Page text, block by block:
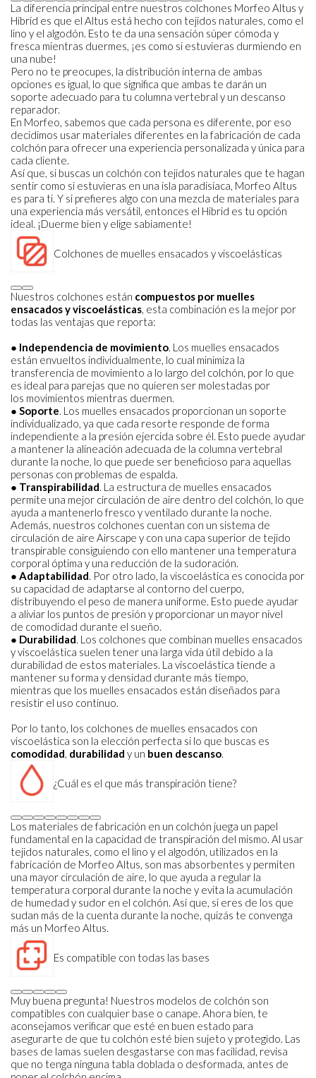
La diferencia principal entre nuestros colchones Morfeo Altus y
Hibrid es que el Altus está hecho con tejidos naturales, como el
lino y el algodón. Esto te da una sensación súper cómoda y
fresca mientras duermes, ¡es como si estuvieras durmiendo en
una nube!
Pero no te preocupes, la distribución interna de ambas
opciones es igual, lo que significa que ambas te darán un
soporte adecuado para tu columna vertebral y un descanso
reparador.
En Morfeo, sabemos que cada persona es diferente, por eso
decidimos usar materiales diferentes en la fabricación de cada
colchón para ofrecer una experiencia personalizada y única para
cada cliente.
Así que, si buscas un colchón con tejidos naturales que te hagan
sentir como si estuvieras en una isla paradisíaca, Morfeo Altus
es para ti. Y si prefieres algo con una mezcla de materiales para
una experiencia más versátil, entonces el Hibrid es tu opción
ideal. ¡Duerme bien y elige sabiamente!
Colchones de muelles ensacados y viscoelásticas
Nuestros colchones están compuestos por muelles
ensacados y viscoelásticas, esta combinación es la mejor por
todas las ventajas que reporta:
● Independencia de movimiento. Los muelles ensacados
están envueltos individualmente, lo cual minimiza la
transferencia de movimiento a lo largo del colchón, por lo que
es ideal para parejas que no quieren ser molestadas por
los movimientos mientras duermen.
● Soporte. Los muelles ensacados proporcionan un soporte
individualizado, ya que cada resorte responde de forma
independiente a la presión ejercida sobre él. Esto puede ayudar
a mantener la alineación adecuada de la columna vertebral
durante la noche, lo que puede ser beneficioso para aquellas
personas con problemas de espalda.
● Transpirabilidad. La estructura de muelles ensacados
permite una mejor circulación de aire dentro del colchón, lo que
ayuda a mantenerlo fresco y ventilado durante la noche.
Además, nuestros colchones cuentan con un sistema de
circulación de aire Airscape y con una capa superior de tejido
transpirable consiguiendo con ello mantener una temperatura
corporal óptima y una reducción de la sudoración.
● Adaptabilidad. Por otro lado, la viscoelástica es conocida por
su capacidad de adaptarse al contorno del cuerpo,
distribuyendo el peso de manera uniforme. Esto puede ayudar
a aliviar los puntos de presión y proporcionar un mayor nivel
de comodidad durante el sueño.
● Durabilidad. Los colchones que combinan muelles ensacados
y viscoelástica suelen tener una larga vida útil debido a la
durabilidad de estos materiales. La viscoelástica tiende a
mantener su forma y densidad durante más tiempo,
mientras que los muelles ensacados están diseñados para
resistir el uso continuo.
Por lo tanto, los colchones de muelles ensacados con
viscoelástica son la elección perfecta si lo que buscas es
comodidad, durabilidad y un buen descanso.
¿Cuál es el que más transpiración tiene?
Los materiales de fabricación en un colchón juega un papel
fundamental en la capacidad de transpiración del mismo. Al usar
tejidos naturales, como el lino y el algodón, utilizados en la
fabricación de Morfeo Altus, son mas absorbentes y permiten
una mayor circulación de aire, lo que ayuda a regular la
temperatura corporal durante la noche y evita la acumulación
de humedad y sudor en el colchón. Así que, si eres de los que
sudan más de la cuenta durante la noche, quizás te convenga
más un Morfeo Altus.
Es compatible con todas las bases
Muy buena pregunta! Nuestros modelos de colchón son
compatibles con cualquier base o canape. Ahora bien, te
aconsejamos verificar que esté en buen estado para
asegurarte de que tu colchón esté bien sujeto y protegido. Las
bases de lamas suelen desgastarse con mas facilidad, revisa
que no tenga ninguna tabla doblada o desformada, antes de